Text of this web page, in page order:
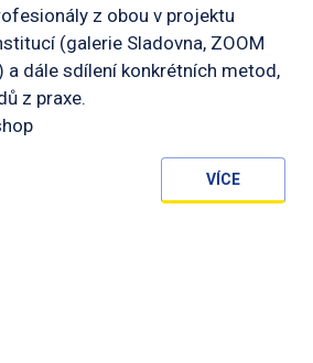
z obou v projektu
(galerie Sladovna, ZOOM
a dále sdílení konkrétních metod,
z praxe.
VÍCE